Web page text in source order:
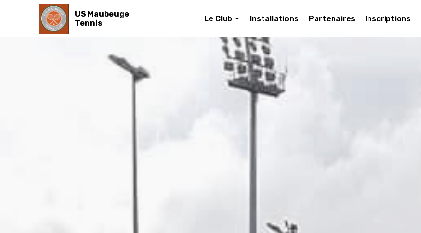
US Maubeuge
Tennis
Le Club Installations Partenaires Inscriptions